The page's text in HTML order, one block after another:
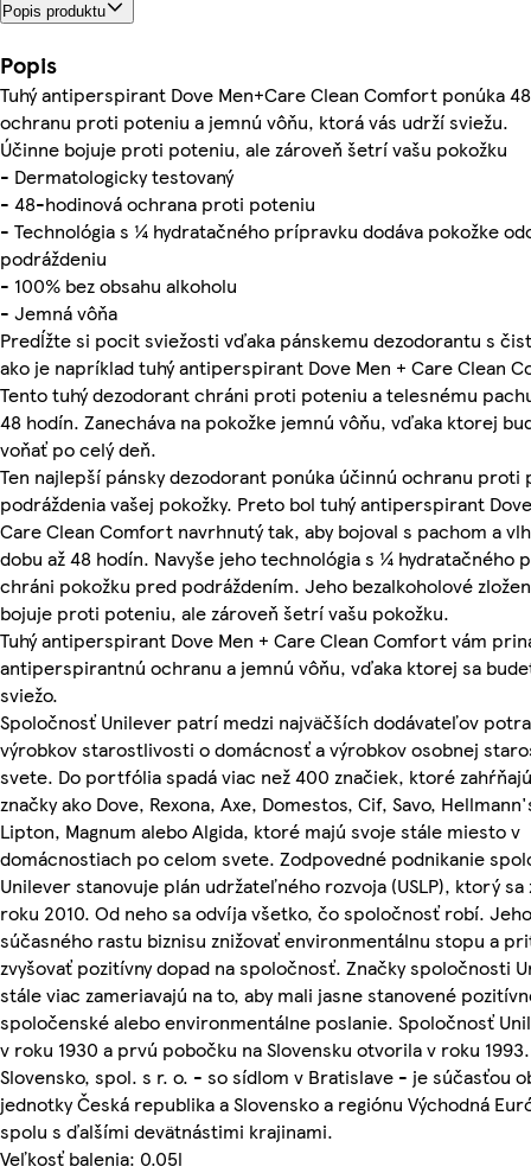
Popis produktu
Popis
Tuhý antiperspirant Dove Men+Care Clean Comfort ponúka
ochranu proti poteniu a jemnú vôňu, ktorá vás udrží sviežu.
Účinne bojuje proti poteniu, ale zároveň šetrí vašu pokožku
- Dermatologicky testovaný
- 48-hodinová ochrana proti poteniu
- Technológia s ¼ hydratačného prípravku dodáva pokožke
podráždeniu
- 100% bez obsahu alkoholu
- Jemná vôňa
Predĺžte si pocit sviežosti vďaka pánskemu dezodorantu s
ako je napríklad tuhý antiperspirant Dove Men + Care Clean
Tento tuhý dezodorant chráni proti poteniu a telesnému
48 hodín. Zanecháva na pokožke jemnú vôňu, vďaka ktorej
voňať po celý deň.
Ten najlepší pánsky dezodorant ponúka účinnú ochranu proti
podráždenia vašej pokožky. Preto bol tuhý antiperspirant
Care Clean Comfort navrhnutý tak, aby bojoval s pachom a
dobu až 48 hodín. Navyše jeho technológia s ¼ hydratačného
chráni pokožku pred podráždením. Jeho bezalkoholové
bojuje proti poteniu, ale zároveň šetrí vašu pokožku.
Tuhý antiperspirant Dove Men + Care Clean Comfort vám
antiperspirantnú ochranu a jemnú vôňu, vďaka ktorej sa
sviežo.
Spoločnosť Unilever patrí medzi najväčších dodávateľov
výrobkov starostlivosti o domácnosť a výrobkov osobnej
svete. Do portfólia spadá viac než 400 značiek, ktoré
značky ako Dove, Rexona, Axe, Domestos, Cif, Savo,
Lipton, Magnum alebo Algida, ktoré majú svoje stále miesto v
domácnostiach po celom svete. Zodpovedné podnikanie
Unilever stanovuje plán udržateľného rozvoja (USLP), ktorý sa
roku 2010. Od neho sa odvíja všetko, čo spoločnosť robí.
súčasného rastu biznisu znižovať environmentálnu stopu a
zvyšovať pozitívny dopad na spoločnosť. Značky spoločnosti
stále viac zameriavajú na to, aby mali jasne stanovené
spoločenské alebo environmentálne poslanie. Spoločnosť
v roku 1930 a prvú pobočku na Slovensku otvorila v roku
Slovensko, spol. s r. o. - so sídlom v Bratislave - je súčasťou
jednotky Česká republika a Slovensko a regiónu Východná
spolu s ďalšími devätnástimi krajinami.
Veľkosť balenia: 0.05l